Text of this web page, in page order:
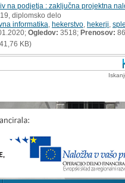
na podjetja : zaključna projektna
diplomsko delo
informatika hekerstvo hekerji
Ogledov: 3518; Prenosov: 86
KB)